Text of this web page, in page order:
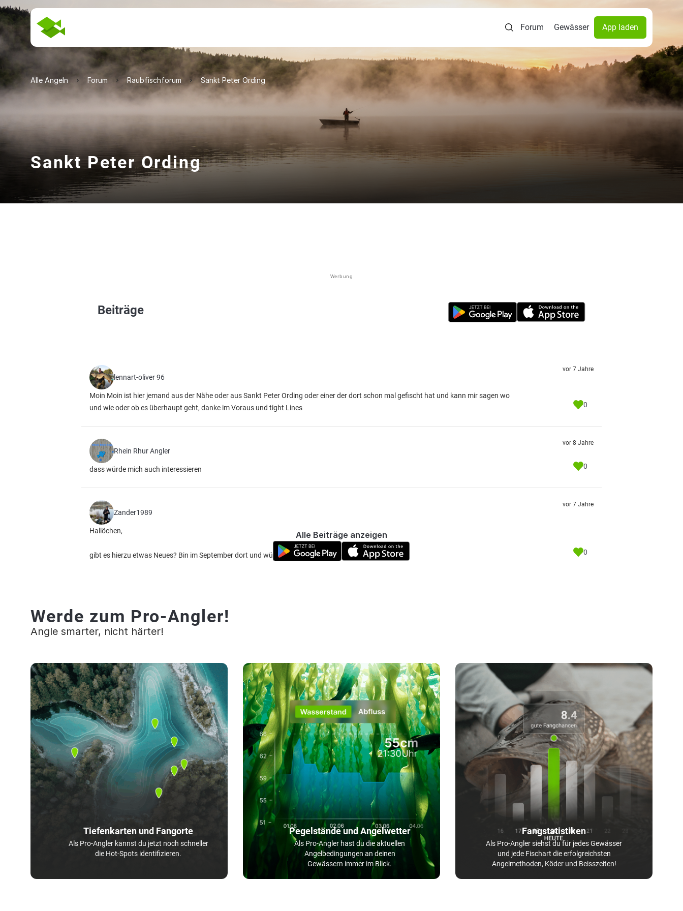
Forum Gewässer App laden
Alle Angeln Forum Raubfischforum Sankt Peter Ording
Sankt Peter Ording
Werbung
Beiträge
lennart-oliver 96
Moin Moin ist hier jemand aus der Nähe oder aus Sankt Peter Ording oder einer der dort schon mal gefischt hat und kann mir sagen wo
und wie oder ob es überhaupt geht, danke im Voraus und tight Lines
vor 7 Jahre
0
Rhein Rhur Angler
dass würde mich auch interessieren
vor 8 Jahre
0
Zander1989
Hallöchen,
gibt es hierzu etwas Neues? Bin im September dort und würde gerne mal die Angel rausholen!
vor 7 Jahre
0
Alle Beiträge anzeigen
Werde zum Pro-Angler!
Angle smarter, nicht härter!
Tiefenkarten und Fangorte
Als Pro-Angler kannst du jetzt noch schneller
die Hot-Spots identifizieren.
Pegelstände und Angelwetter
Als Pro-Angler hast du die aktuellen
Angelbedingungen an deinen
Gewässern immer im Blick.
Fangstatistiken
Als Pro-Angler siehst du für jedes Gewässer
und jede Fischart die erfolgreichsten
Angelmethoden, Köder und Beisszeiten!